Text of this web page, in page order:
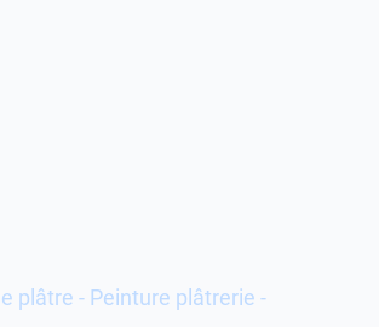
plâtre - Peinture plâtrerie -